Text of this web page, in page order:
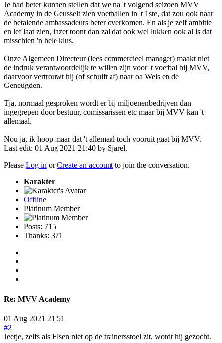
Je had beter kunnen stellen dat we na 't volgend seizoen MVV
Academy in de Geusselt zien voetballen in 't 1ste, dat zou ook naar
de betalende ambassadeurs beter overkomen. En als je zelf ambitie
en lef laat zien, inzet toont dan zal dat ook wel lukken ook al is dat
misschien 'n hele klus.
Onze Algemeen Directeur (lees commercieel manager) maakt niet
de indruk verantwoordelijk te willen zijn voor 't voetbal bij MVV,
daarvoor vertrouwt hij (of schuift af) naar oa Wels en de
Geneugden.
Tja, normaal gesproken wordt er bij miljoenenbedrijven dan
ingegrepen door bestuur, comissarissen etc maar bij MVV kan 't
allemaal.
Nou ja, ik hoop maar dat 't allemaal toch vooruit gaat bij MVV.
Last edit: 01 Aug 2021 21:40 by Sjarel.
Please Log in orCreate an account to join the conversation.
Karakter
Offline
Platinum Member
Posts: 715
Thanks: 371
Re: MVV Academy
01 Aug 2021 21:51
#2
Jeetje, zelfs als Elsen niet op de trainersstoel zit, wordt hij gezocht.